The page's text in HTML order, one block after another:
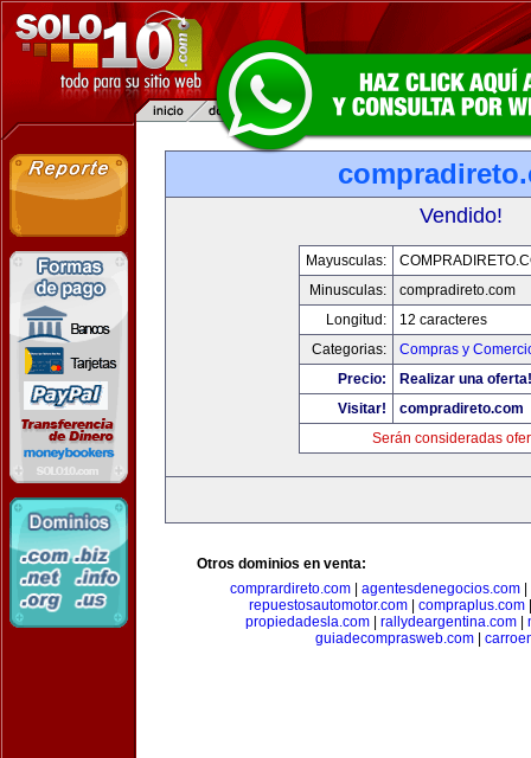
Vendido!
Mayusculas:
Minusculas:
compradireto.com
Longitud:
12 caracteres
Categorias:
Compras y
Precio:
Realizar una oferta!
Visitar!
compradireto.com
Serán consideradas
Otros dominios en venta:
comprardireto.com| agentesdenegocios.com|
repuestosautomotor.com
compraplus.com
propiedadesla.com| rallydeargentina.com|
guiadecomprasweb.com|